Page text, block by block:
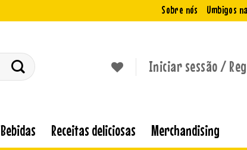
Sobre nós Umbigos
Iniciar sessão /
Bebidas Receitas deliciosas Merchandising